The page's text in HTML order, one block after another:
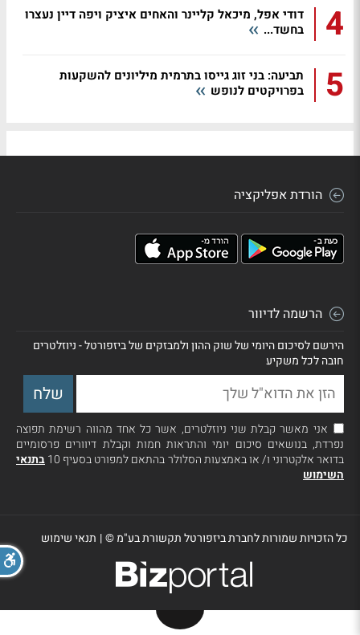
4
דודי אפל, מיכאל קליינר והאחים איציק ויפה דיין נעצרו
בחשד...
5
תביעה: בני זוג גייסו בתרמית מיליונים להשקעות
בפרויקטים לנופש
הורדת אפליקציה
הרשמה לדיוור
הירשם לסיכום היומי של שוק ההון ולמבזקים של ביזפורטל - ניוזלטרים
חובה לכל משקיע
אני מאשר קבלת שני ניוזלטרים, אשר כל אחד מהווה רשימת תפוצה
נפרדת, בנושאים סיכום יומי והתראות חמות וקבלת דיוורים פרסומיים
בדואר אלקטרוני ו/ או באמצעות הסלולר בהתאם למפורט בסעיף 10
בתנאי
השימוש
כל הזכויות שמורות לחברת ביזפורטל תקשורת בע"מ ©| תנאי שימוש